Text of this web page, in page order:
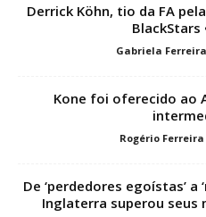
Derrick Köhn, tio da FA
BlackStars
Gabriela Ferreira
Kone foi oferecido ao
Rogério Ferreira
De ‘perdedores egoístas’ a
Inglaterra superou seus